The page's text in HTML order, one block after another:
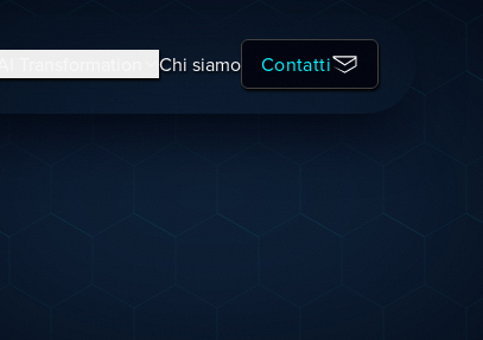
Chi siamo Contatti